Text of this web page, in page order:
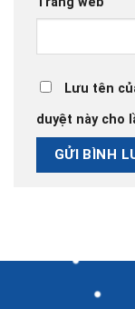
Lưu tên
duyệt này cho